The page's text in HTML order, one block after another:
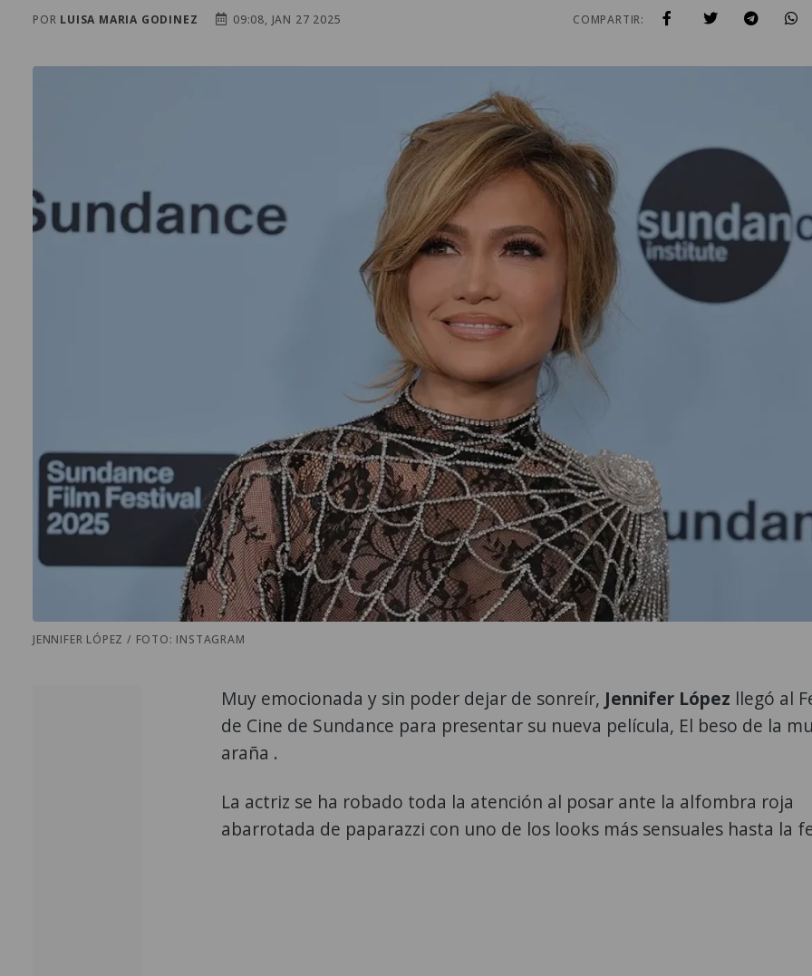
POR LUISA MARIA GODINEZ 09:08, JAN 27 2025 COMPARTIR:
JENNIFER LÓPEZ / FOTO: INSTAGRAM
Muy emocionada y sin poder dejar de sonreír, Jennifer López llegó al
de Cine de Sundance para presentar su nueva película, El beso de la
araña .
La actriz se ha robado toda la atención al posar ante la alfombra roja
abarrotada de paparazzi con uno de los looks más sensuales hasta la